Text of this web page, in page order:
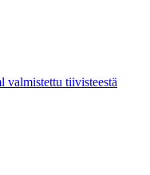
tiivisteestä